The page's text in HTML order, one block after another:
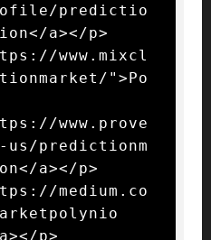
predictio
a></p>
www.mixcl
">Po
www.prove
us/predictionm
a></p>
medium.co
p>